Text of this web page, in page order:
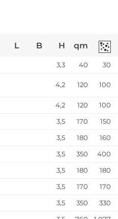
L B H qm
3,3 40
30
4,2 120 100
4,2 120
100
3,5 170
150
3,5 180
160
3,5 350
400
3,5 180
180
3,5 170
170
3,5 350
330